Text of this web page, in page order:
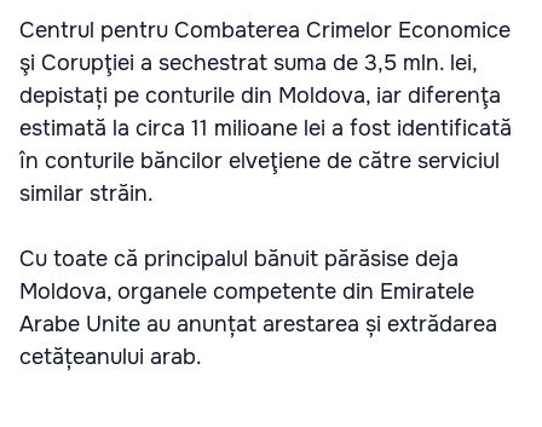
Centrul pentru Combaterea Crimelor Economice
şi Corupţiei a sechestrat suma de 3,5 mln. lei,
depistați pe conturile din Moldova, iar diferenţa
estimată la circa 11 milioane lei a fost identificată
în conturile băncilor elveţiene de către serviciul
similar străin.
Cu toate că principalul bănuit părăsise deja
Moldova, organele competente din Emiratele
Arabe Unite au anunțat arestarea și extrădarea
cetățeanului arab.